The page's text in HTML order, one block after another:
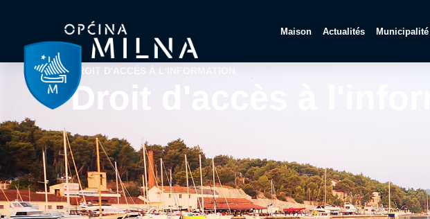
Maison Actualités Municipalité
DROIT D'ACCÈS À L'INFORMATION
Droit d'accès à